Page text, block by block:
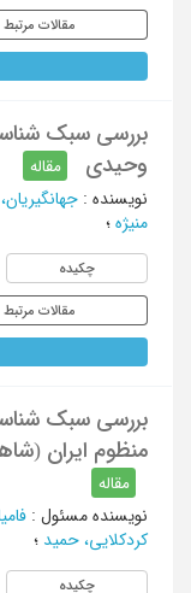
مقالات مرتبط
بررسی سبک
وحیدی
مقاله
نویسنده :
منیژه ؛
چکیده
مقالات مرتبط
بررسی سبک
منظوم ایران
مقاله
نویسنده مسئول :
کردکلایی، حمید ؛
چکیده